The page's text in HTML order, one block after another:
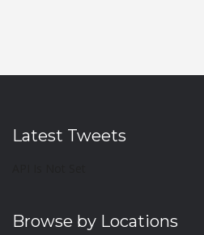
Latest Tweets
Browse by Locations